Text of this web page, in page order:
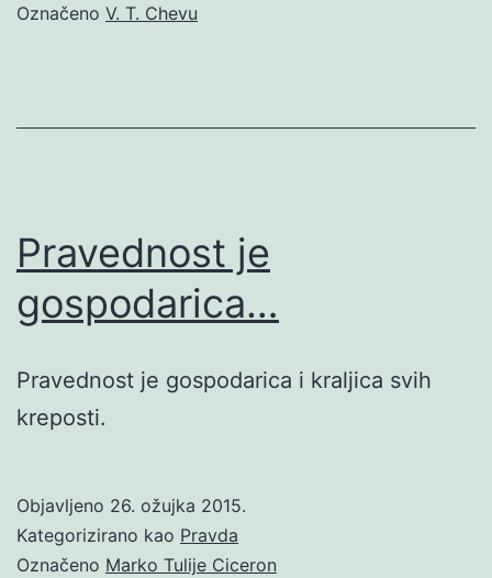
Označeno V. T. Chevu
Pravednost je
gospodarica…
Pravednost je gospodarica i kraljica svih
kreposti.
Objavljeno 26. ožujka 2015.
Kategorizirano kao Pravda
Označeno Marko Tulije Ciceron